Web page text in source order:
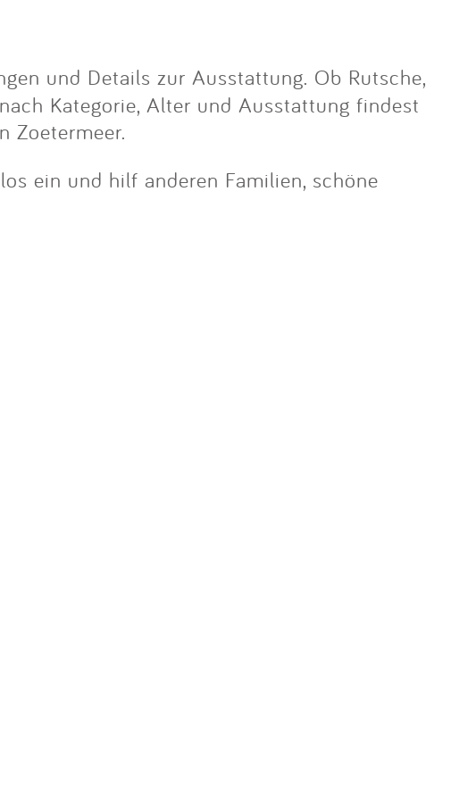
und Details zur Ausstattung. Ob Rutsche,
Kategorie, Alter und Ausstattung findest
Zoetermeer.
ein und hilf anderen Familien, schöne